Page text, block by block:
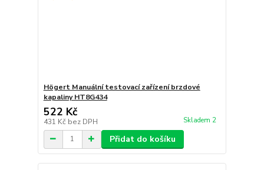
Högert Manuální testovací zařízení brzdové
kapaliny HT8G434
522 Kč
431 Kč bez DPH Skladem 2
Přidat do košíku